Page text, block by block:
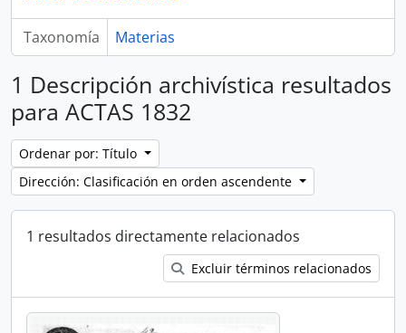
Taxonomía Materias
1 Descripción archivística resultados
para ACTAS 1832
Ordenar por: Título
Dirección: Clasificación en orden ascendente
1 resultados directamente relacionados
Excluir términos relacionados